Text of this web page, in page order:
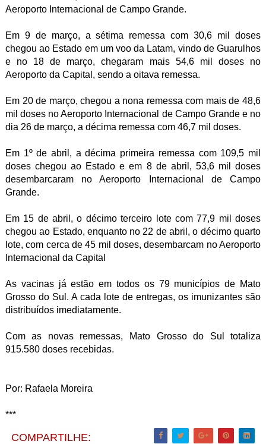
Aeroporto Internacional de Campo Grande.
Em 9 de março, a sétima remessa com 30,6 mil doses
chegou ao Estado em um voo da Latam, vindo de Guarulhos
e no 18 de março, chegaram mais 54,6 mil doses no
Aeroporto da Capital, sendo a oitava remessa.
Em 20 de março, chegou a nona remessa com mais de 48,6
mil doses no Aeroporto Internacional de Campo Grande e no
dia 26 de março, a décima remessa com 46,7 mil doses.
Em 1º de abril, a décima primeira remessa com 109,5 mil
doses chegou ao Estado e em 8 de abril, 53,6 mil doses
desembarcaram no Aeroporto Internacional de Campo
Grande.
Em 15 de abril, o décimo terceiro lote com 77,9 mil doses
chegou ao Estado, enquanto no 22 de abril, o décimo quarto
lote, com cerca de 45 mil doses, desembarcam no Aeroporto
Internacional da Capital
As vacinas já estão em todos os 79 municípios de Mato
Grosso do Sul. A cada lote de entregas, os imunizantes são
distribuídos imediatamente.
Com as novas remessas, Mato Grosso do Sul totaliza
915.580 doses recebidas.
Por: Rafaela Moreira
***
COMPARTILHE: